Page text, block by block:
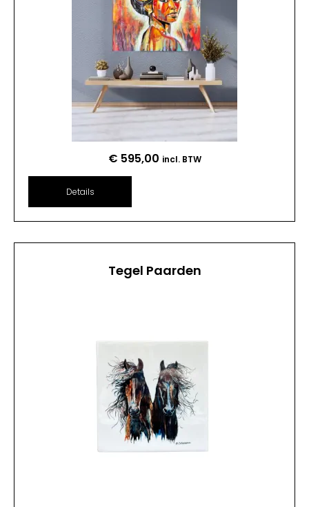
€ 595,00 incl. BTW
Details
Tegel Paarden